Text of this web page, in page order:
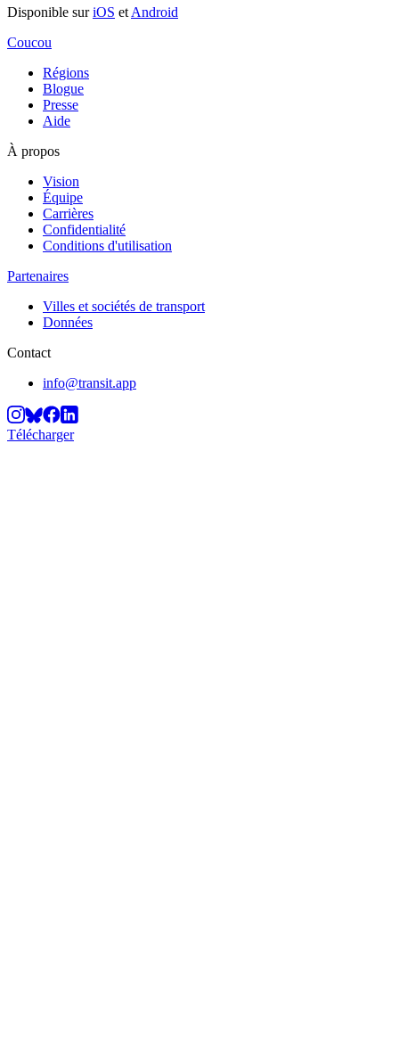
Disponible suriOS et Android
Coucou
Régions
Blogue
Presse
Aide
À propos
Vision
Équipe
Carrières
Confidentialité
Conditions d'utilisation
Partenaires
Villes et sociétés de transport
Données
Contact
info@transit.app
Télécharger